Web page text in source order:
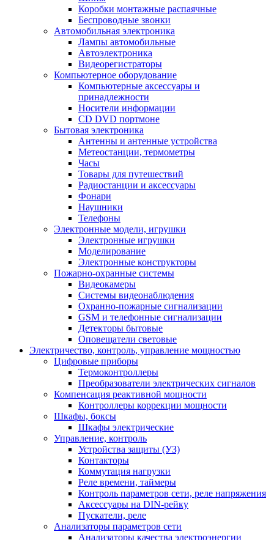
Коробки монтажные распаячные
Беспроводные звонки
Автомобильная электроника
Лампы автомобильные
Автоэлектроника
Видеорегистраторы
Компьютерное оборудование
Компьютерные аксессуары и
принадлежности
Носители информации
CD DVD портмоне
Бытовая электроника
Антенны и антенные устройства
Метеостанции, термометры
Часы
Товары для путешествий
Радиостанции и аксессуары
Фонари
Наушники
Телефоны
Электронные модели, игрушки
Электронные игрушки
Моделирование
Электронные конструкторы
Пожарно-охранные системы
Видеокамеры
Системы видеонаблюдения
Охранно-пожарные сигнализации
GSM и телефонные сигнализации
Детекторы бытовые
Оповещатели световые
Электричество, контроль, управление мощностью
Цифровые приборы
Термоконтроллеры
Преобразователи электрических сигналов
Компенсация реактивной мощности
Контроллеры коррекции мощности
Шкафы, боксы
Шкафы электрические
Управление, контроль
Устройства защиты (УЗ)
Контакторы
Коммутация нагрузки
Реле времени, таймеры
Контроль параметров сети, реле напряжения
Аксессуары на DIN-рейку
Пускатели, реле
Анализаторы параметров сети
Анализаторы качества электроэнергии